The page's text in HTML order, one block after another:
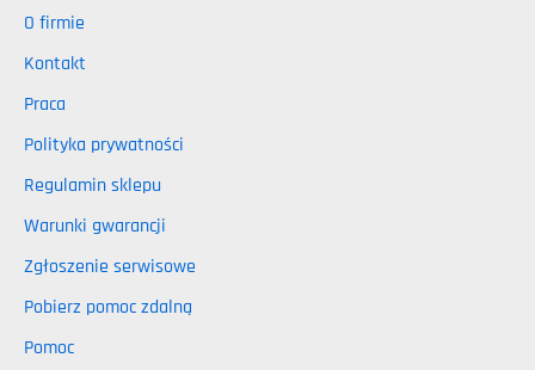
O firmie
Kontakt
Praca
Polityka prywatności
Regulamin sklepu
Warunki gwarancji
Zgłoszenie serwisowe
Pobierz pomoc zdalną
Pomoc